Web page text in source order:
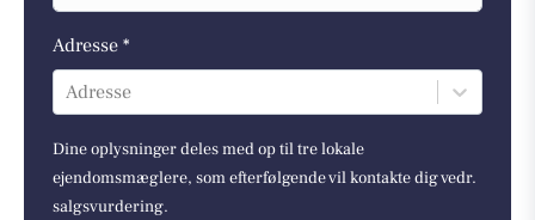
Adresse *
Adresse
Dine oplysninger deles med op til tre lokale
ejendomsmæglere, som efterfølgende vil kontakte dig vedr.
salgsvurdering.